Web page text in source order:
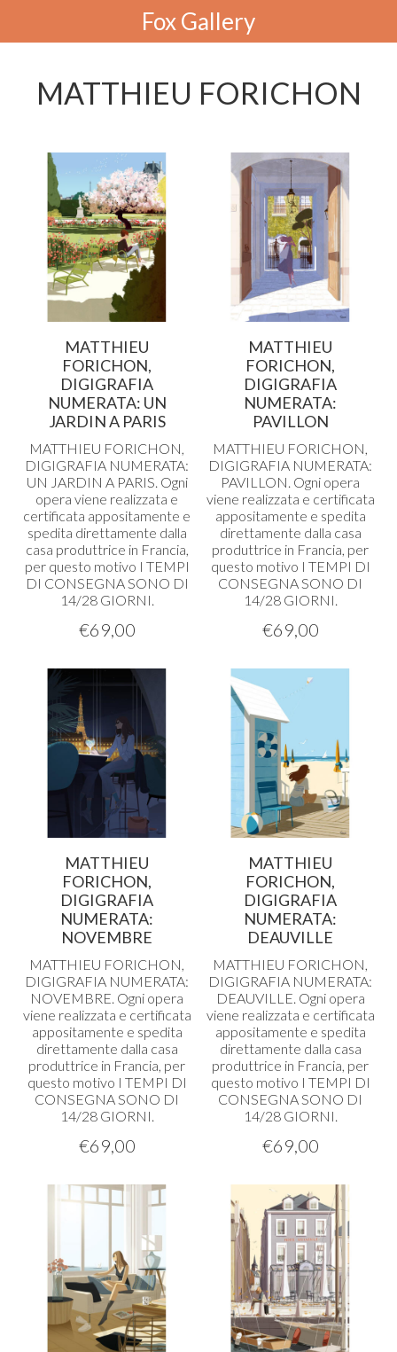
Fox Gallery
MATTHIEU FORICHON
MATTHIEU
FORICHON,
DIGIGRAFIA
NUMERATA: UN
JARDIN A PARIS
MATTHIEU FORICHON,
DIGIGRAFIA NUMERATA:
UN JARDIN A PARIS. Ogni
opera viene realizzata e
certificata appositamente e
spedita direttamente dalla
casa produttrice in Francia,
per questo motivo I TEMPI
DI CONSEGNASONO DI
14/28 GIORNI.
€69,00
MATTHIEU
FORICHON,
DIGIGRAFIA
NUMERATA:
PAVILLON
MATTHIEU FORICHON,
DIGIGRAFIA NUMERATA:
PAVILLON. Ogni opera
viene realizzata e certificata
appositamente e spedita
direttamente dalla casa
produttrice in Francia, per
questo motivo I TEMPI DI
CONSEGNASONO DI
14/28 GIORNI.
€69,00
MATTHIEU
FORICHON,
DIGIGRAFIA
NUMERATA:
NOVEMBRE
MATTHIEU FORICHON,
DIGIGRAFIA NUMERATA:
NOVEMBRE. Ogni opera
viene realizzata e certificata
appositamente e spedita
direttamente dalla casa
produttrice in Francia, per
questo motivo I TEMPI DI
CONSEGNASONO DI
14/28 GIORNI.
€69,00
MATTHIEU
FORICHON,
DIGIGRAFIA
NUMERATA:
DEAUVILLE
MATTHIEU FORICHON,
DIGIGRAFIA NUMERATA:
DEAUVILLE. Ogni opera
viene realizzata e certificata
appositamente e spedita
direttamente dalla casa
produttrice in Francia, per
questo motivo I TEMPI DI
CONSEGNASONO DI
14/28 GIORNI.
€69,00